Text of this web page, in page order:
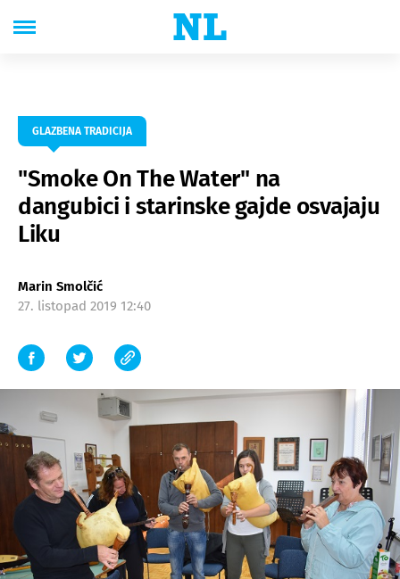
GLAZBENA TRADICIJA
"Smoke On The Water" na
dangubici i starinske gajde osvajaju
Liku
Marin Smolčić
27. listopad 2019 12:40